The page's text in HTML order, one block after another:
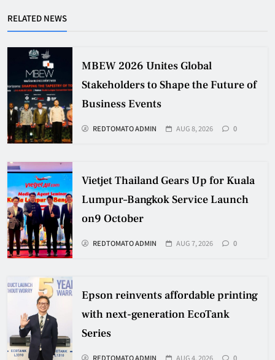
RELATED NEWS
MBEW 2026 Unites Global
Stakeholders to Shape the Future of
Business Events
REDTOMATO ADMIN AUG 8, 2026 0
Vietjet Thailand Gears Up for Kuala
Lumpur–Bangkok Service Launch
on9 October
REDTOMATO ADMIN AUG 7, 2026 0
Epson reinvents affordable printing
with next-generation EcoTank
Series
REDTOMATO ADMIN AUG 4, 2026 0